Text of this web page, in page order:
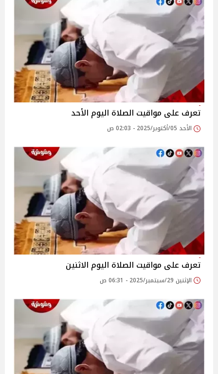
تعرف على مواقيت الصلاة اليوم الأحد
الأحد 05/أكتوبر/2025 - 02:03 ص
تعرف على مواقيت الصلاة اليوم الاثنين
الإثنين 29/سبتمبر/2025 - 06:31 ص